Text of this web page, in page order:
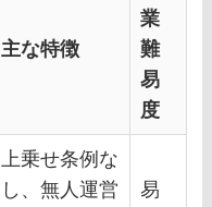
主な特徴
業
難
易
度
上乗せ条例な
し、無人運営
易